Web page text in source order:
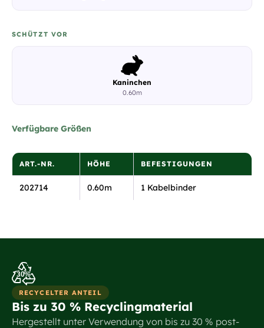
SCHÜTZT VOR
Kaninchen
0.60m
Verfügbare Größen
ART.-NR. HÖHE BEFESTIGUNGEN
202714 0.60m 1 Kabelbinder
30%
RECYCELTER ANTEIL
Bis zu 30 % Recyclingmaterial
Hergestellt unter Verwendung von bis zu 30 % post-